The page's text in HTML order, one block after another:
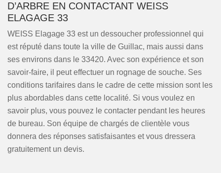
D’ARBRE EN CONTACTANT WEISS
ELAGAGE 33
WEISS Elagage 33 est un dessoucher professionnel qui
est réputé dans toute la ville de Guillac, mais aussi dans
ses environs dans le 33420. Avec son expérience et son
savoir-faire, il peut effectuer un rognage de souche. Ses
conditions tarifaires dans le cadre de cette mission sont les
plus abordables dans cette localité. Si vous voulez en
savoir plus, vous pouvez le contacter pendant les heures
de bureau. Son équipe de chargés de clientèle vous
donnera des réponses satisfaisantes et vous dressera
gratuitement un devis.